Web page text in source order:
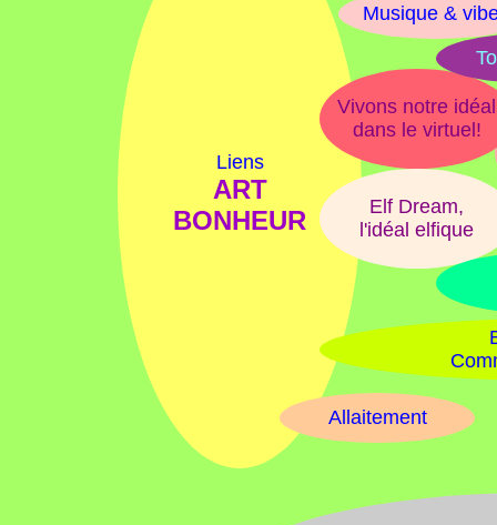
Liens
ART
BONHEUR
Vivons notre idéal
dans le virtuel!
Elf Dream,
l'idéal elfique
Musique &
Allaitement